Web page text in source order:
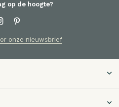
op de hoogte?
onze nieuwsbrief